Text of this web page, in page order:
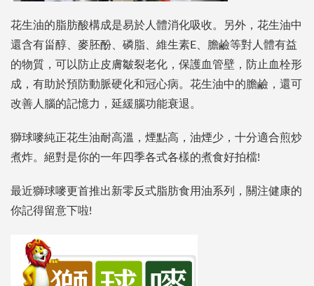
花生油的脂肪酸構成是易於人體消化吸收。另外，花生油中
還含有甾醇、麥胚酚、磷脂、維生素E、膽鹼等對人體有益
的物質，可以防止皮膚皺裂老化，保護血管壁，防止血栓形
成，有助於預防動脈硬化和冠心病。花生油中的膽鹼，還可
改善人腦的記憶力，延緩腦功能衰退。
獅球嘜純正花生油耐高溫，煙點高，油煙少，十分適合煎炒
煮炸。絕對是你的一年四季各式各樣的煮食好拍檔!
最近獅球嘜更首推出新零反式脂肪食用油系列，關注健康的
你記得留意下啦!